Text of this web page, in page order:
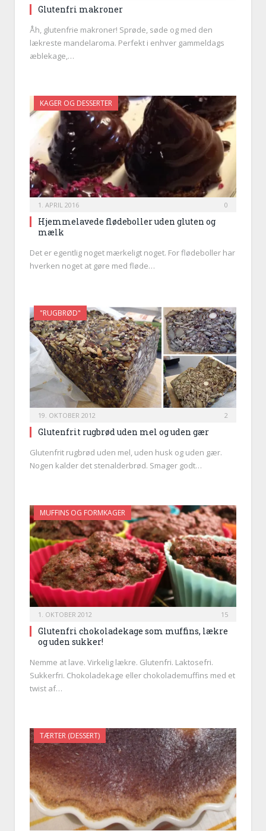
Glutenfri makroner
Åh, glutenfrie makroner! Sprøde, søde og med den
lækreste mandelaroma. Perfekt i enhver gammeldags
æblekage,…
KAGER OG DESSERTER
1. APRIL 2016 0
Hjemmelavede flødeboller uden gluten og
mælk
Det er egentlig noget mærkeligt noget. For flødeboller har
hverken noget at gøre med fløde…
"RUGBRØD"
19. OKTOBER 2012 2
Glutenfrit rugbrød uden mel og uden gær
Glutenfrit rugbrød uden mel, uden husk og uden gær.
Nogen kalder det stenalderbrød. Smager godt…
MUFFINS OG FORMKAGER
1. OKTOBER 2012 15
Glutenfri chokoladekage som muffins, lækre
og uden sukker!
Nemme at lave. Virkelig lækre. Glutenfri. Laktosefri.
Sukkerfri. Chokoladekage eller chokolademuffins med et
twist af…
TÆRTER (DESSERT)